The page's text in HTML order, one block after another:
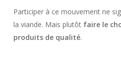
Participer à ce mouvement ne
la viande. Mais plutôtfaire le
produits de qualité.